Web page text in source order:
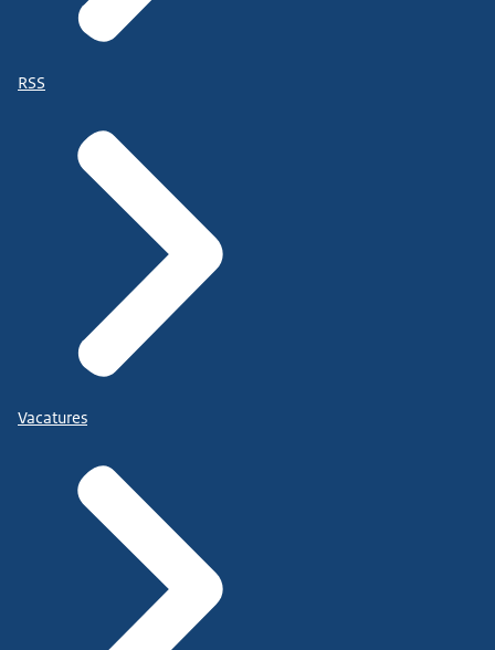
RSS
Vacatures